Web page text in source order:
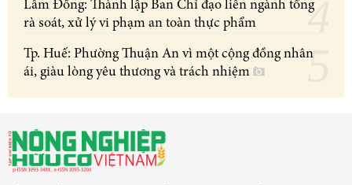
Lâm Đồng: Thành lập Ban Chỉ đạo liên ngành tổng
rà soát, xử lý vi phạm an toàn thực phẩm
Tp. Huế: Phường Thuận An vì một cộng đồng nhân
ái, giàu lòng yêu thương và trách nhiệm